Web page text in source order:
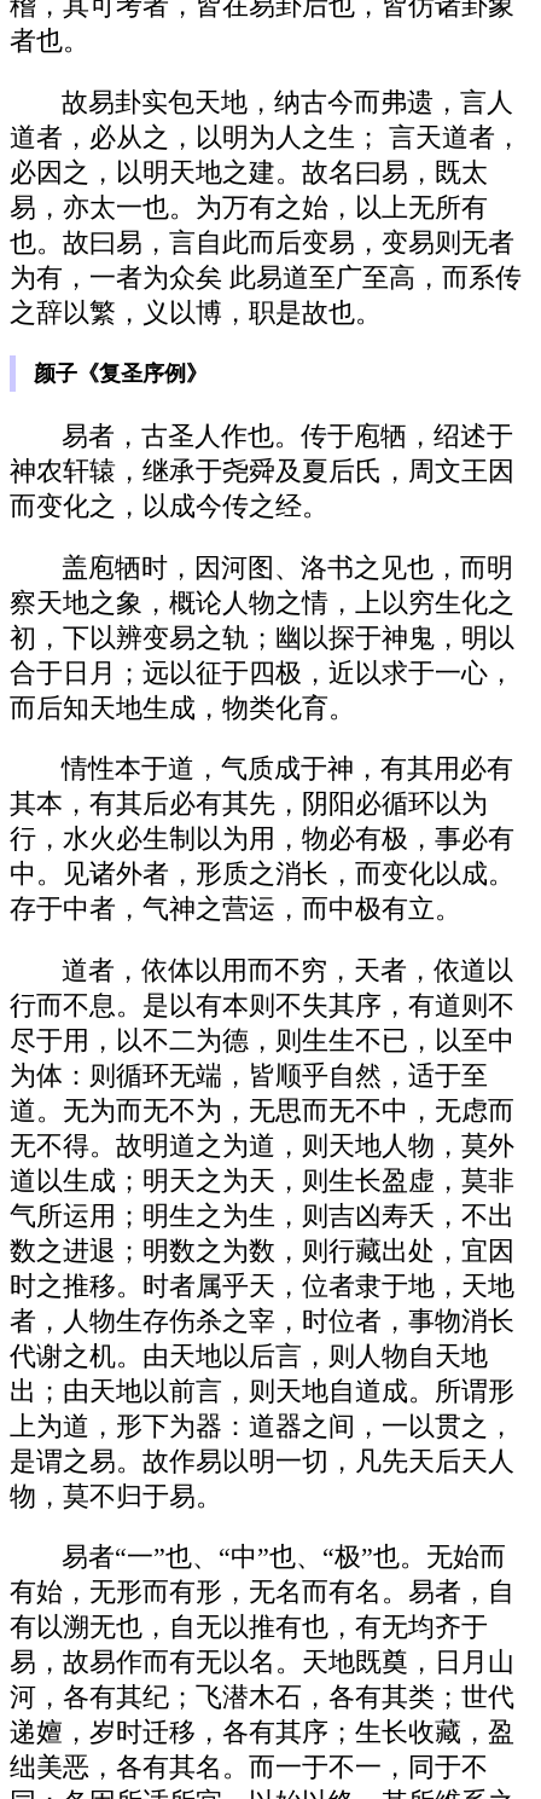
稽，其可考者，皆在易卦后也，皆仿诸卦象
者也。
故易卦实包天地，纳古今而弗遗，言人
道者，必从之，以明为人之生； 言天道者，
必因之，以明天地之建。故名曰易，既太
易，亦太一也。为万有之始，以上无所有
也。故曰易，言自此而后变易，变易则无者
为有，一者为众矣 此易道至广至高，而系传
之辞以繁，义以博，职是故也。
颜子《复圣序例》
易者，古圣人作也。传于庖牺，绍述于
神农轩辕，继承于尧舜及夏后氏，周文王因
而变化之，以成今传之经。
盖庖牺时，因河图、洛书之见也，而明
察天地之象，概论人物之情，上以穷生化之
初，下以辨变易之轨；幽以探于神鬼，明以
合于日月；远以征于四极，近以求于一心，
而后知天地生成，物类化育。
情性本于道，气质成于神，有其用必有
其本，有其后必有其先，阴阳必循环以为
行，水火必生制以为用，物必有极，事必有
中。见诸外者，形质之消长，而变化以成。
存于中者，气神之营运，而中极有立。
道者，依体以用而不穷，天者，依道以
行而不息。是以有本则不失其序，有道则不
尽于用，以不二为德，则生生不已，以至中
为体：则循环无端，皆顺乎自然，适于至
道。无为而无不为，无思而无不中，无虑而
无不得。故明道之为道，则天地人物，莫外
道以生成；明天之为天，则生长盈虚，莫非
气所运用；明生之为生，则吉凶寿夭，不出
数之进退；明数之为数，则行藏出处，宜因
时之推移。时者属乎天，位者隶于地，天地
者，人物生存伤杀之宰，时位者，事物消长
代谢之机。由天地以后言，则人物自天地
出；由天地以前言，则天地自道成。所谓形
上为道，形下为器：道器之间，一以贯之，
是谓之易。故作易以明一切，凡先天后天人
物，莫不归于易。
易者“一”也、“中”也、“极”也。无始而
有始，无形而有形，无名而有名。易者，自
有以溯无也，自无以推有也，有无均齐于
易，故易作而有无以名。天地既奠，日月山
河，各有其纪；飞潜木石，各有其类；世代
递嬗，岁时迁移，各有其序；生长收藏，盈
绌美恶，各有其名。而一于不一，同于不